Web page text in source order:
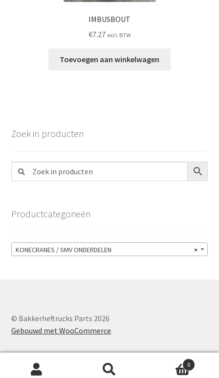
IMBUSBOUT
€7.27 excl. BTW
Toevoegen aan winkelwagen
Zoek in producten
Productcategorieën
×
KONECRANES / SMV ONDERDELEN
© Bakkerheftrucks Parts 2026
Gebouwd met WooCommerce.
0